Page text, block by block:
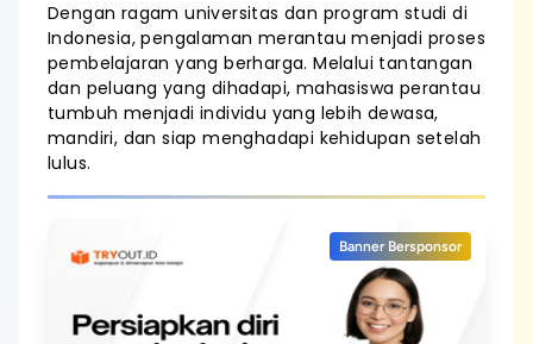
Dengan ragam universitas dan program studi di
Indonesia, pengalaman merantau menjadi proses
pembelajaran yang berharga. Melalui tantangan
dan peluang yang dihadapi, mahasiswa perantau
tumbuh menjadi individu yang lebih dewasa,
mandiri, dan siap menghadapi kehidupan setelah
lulus.
Banner Bersponsor